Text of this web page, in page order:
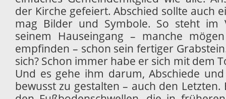
der Kirche gefeiert. Abschied sollte auch
mag Bilder und Symbole. So steht im
seinem Hauseingang – manche
empfinden – schon sein fertiger
sich? Schon immer habe er sich mit dem
Und es gehe ihm darum, Abschiede
bewusst zu gestalten – auch den